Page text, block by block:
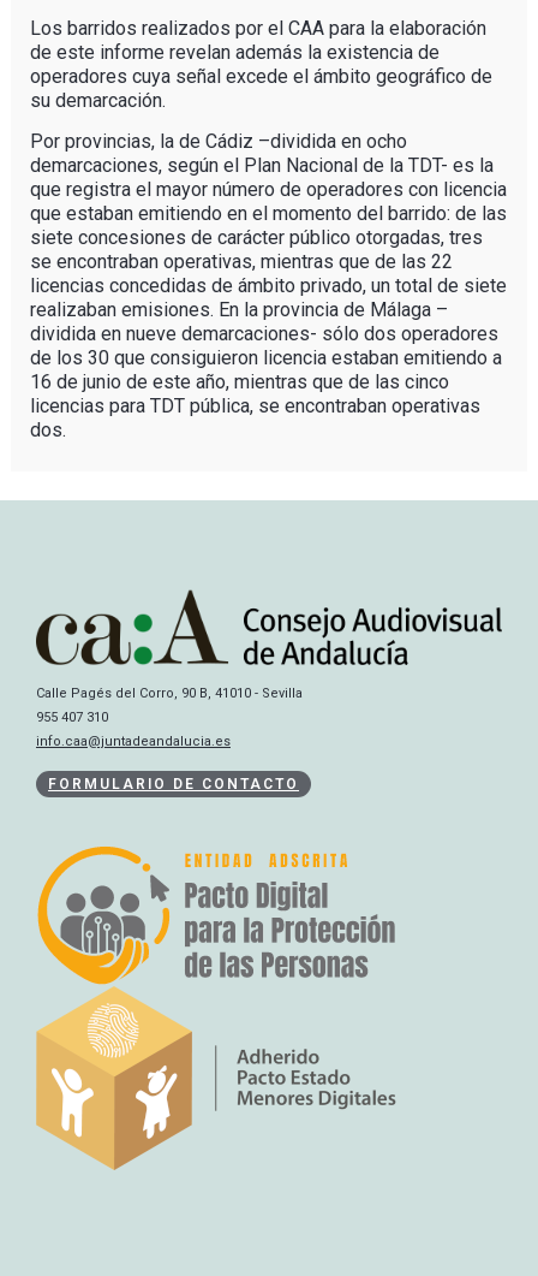
Los barridos realizados por el CAA para la elaboración
de este informe revelan además la existencia de
operadores cuya señal excede el ámbito geográfico de
su demarcación.
Por provincias, la de Cádiz –dividida en ocho
demarcaciones, según el Plan Nacional de la TDT- es la
que registra el mayor número de operadores con licencia
que estaban emitiendo en el momento del barrido: de las
siete concesiones de carácter público otorgadas, tres
se encontraban operativas, mientras que de las 22
licencias concedidas de ámbito privado, un total de siete
realizaban emisiones. En la provincia de Málaga –
dividida en nueve demarcaciones- sólo dos operadores
de los 30 que consiguieron licencia estaban emitiendo a
16 de junio de este año, mientras que de las cinco
licencias para TDT pública, se encontraban operativas
dos.
Calle Pagés del Corro, 90 B, 41010 - Sevilla
955 407 310
info.caa@juntadeandalucia.es
FORMULARIO DE CONTACTO